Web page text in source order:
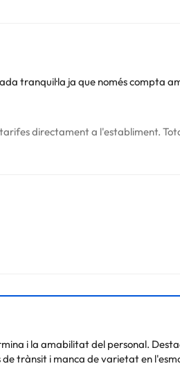
tranquil·la ja que només compta
directament a l'establiment.
i la amabilitat del personal.
trànsit i manca de varietat en